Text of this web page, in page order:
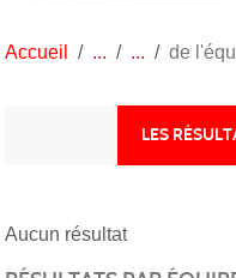
Accueil de
LES
Aucun résultat